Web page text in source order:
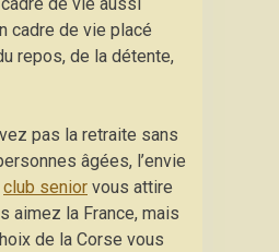
cadre de vie placé
repos, de la détente,
pas la retraite sans
âgées, l’envie
club senior vous attire
aimez la France, mais
de la Corse vous